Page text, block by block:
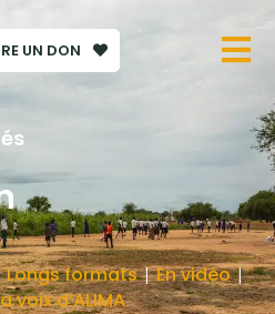
UN DON
Longs formats|En vidéo|
voix d’ALIMA